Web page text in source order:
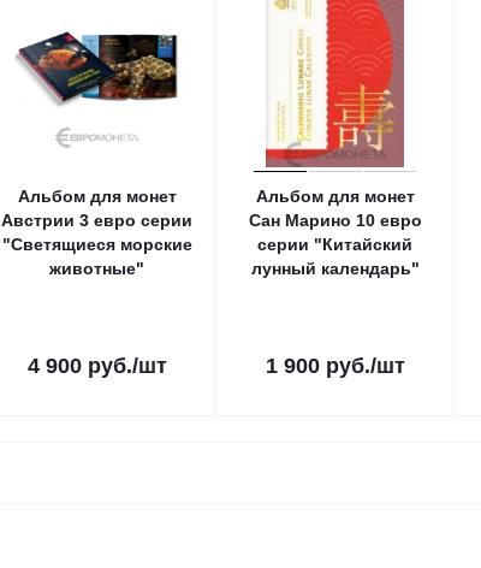
Альбом для монет
Австрии 3 евро серии
"Светящиеся морские
животные"
4 900руб./шт
Альбом для монет
Сан Марино 10 евро
серии "Китайский
лунный календарь"
1 900руб./шт